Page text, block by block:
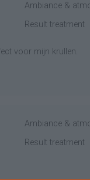
Ambiance &
Result treatment
voor mijn krullen.
Ambiance &
Result treatment